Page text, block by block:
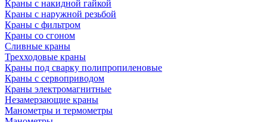
Краны с накидной гайкой
Краны с наружной резьбой
Краны с фильтром
Краны со сгоном
Сливные краны
Трехходовые краны
Краны под сварку полипропиленовые
Краны с сервоприводом
Краны электромагнитные
Незамерзающие краны
Манометры и термометры